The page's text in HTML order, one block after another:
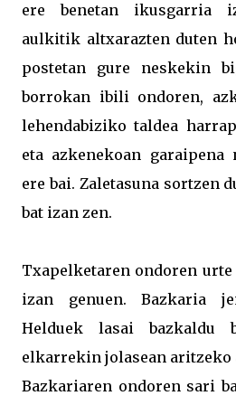
ere benetan ikusgarria
aulkitik altxarazten duten
postetan gure neskekin
borrokan ibili ondoren,
lehendabiziko taldea
eta azkenekoan garaipena
ere bai. Zaletasuna sortzen
bat izan zen.
Txapelketaren ondoren
izan genuen. Bazkaria
Helduek lasai bazkaldu
elkarrekin jolasean aritzeko
Bazkariaren ondoren sari